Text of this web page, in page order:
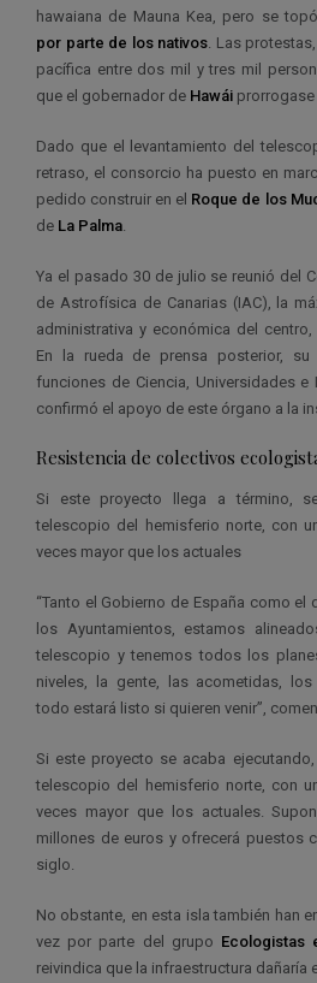
hawaiana de Mauna Kea, pero se
por parte de los nativos . Las
pacífica entre dos mil y tres mil
que el gobernador de Hawái prorrogase
Dado que el levantamiento del
retraso, el consorcio ha puesto en
pedido construir en el Roque de los
de La Palma
Ya el pasado 30 de julio se reunió del
de Astrofísica de Canarias (IAC), la
administrativa y económica del
En la rueda de prensa posterior,
funciones de Ciencia, Universidades e
confirmó el apoyo de este órgano a la
Resistencia de colectivos
Si este proyecto llega a término,
telescopio del hemisferio norte, con
veces mayor que los actuales
“Tanto el Gobierno de España como el
los Ayuntamientos, estamos
telescopio y tenemos todos los
niveles, la gente, las acometidas,
todo estará listo si quieren venir”,
Si este proyecto se acaba
telescopio del hemisferio norte, con
veces mayor que los actuales.
millones de euros y ofrecerá puestos
siglo.
No obstante, en esta isla también han
vez por parte del grupo Ecologistas
reivindica que la infraestructura dañaría